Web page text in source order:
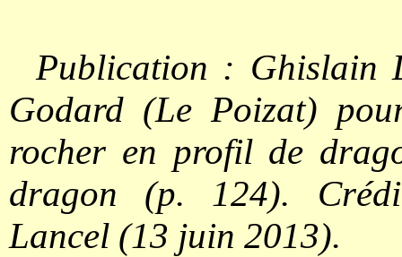
Publication : Ghislain
Godard (Le Poizat)
rocher en profil de
dragon (p. 124).
Lancel (13 juin 2013).